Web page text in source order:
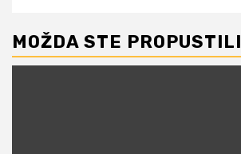
MOŽDA STE PROPUSTILI